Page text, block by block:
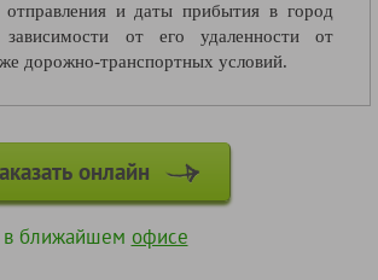
и даты прибытия в город
зависимости от его удаленности от
дорожно-транспортных условий.
онлайн
в ближайшем офисе